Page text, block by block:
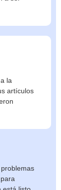
la
artículos